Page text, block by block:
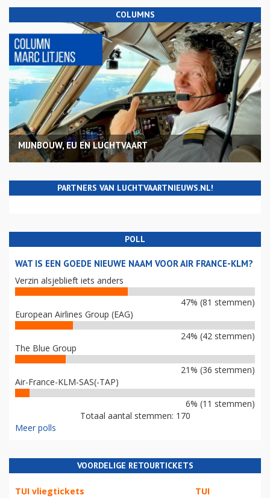
COLUMNS
MIJNBOUW, EU EN LUCHTVAART
PARTNERS VAN LUCHTVAARTNIEUWS.NL!
POLL
WAT IS EEN GOEDE NIEUWE NAAM VOOR AIR FRANCE-KLM?
Verzin alsjeblieft iets anders
47% (81 stemmen)
European Airlines Group (EAG)
24% (42 stemmen)
The Blue Group
21% (36 stemmen)
Air-France-KLM-SAS(-TAP)
6% (11 stemmen)
Totaal aantal stemmen: 170
Meer polls
VOORDELIGE RETOURTICKETS
TUI vliegtickets TUI